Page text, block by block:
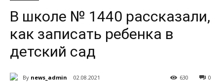
В школе № 1440 рассказали,
как записать ребенка в
детский сад
By news_admin 02.08.2021 0
630